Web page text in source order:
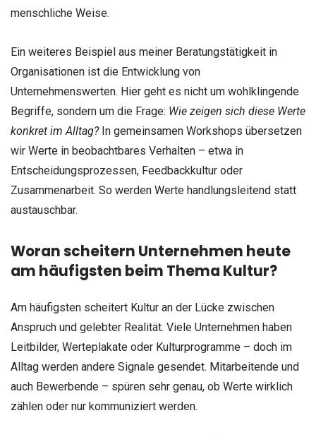
menschliche Weise.
Ein weiteres Beispiel aus meiner Beratungstätigkeit in
Organisationen ist die Entwicklung von
Unternehmenswerten. Hier geht es nicht um wohlklingende
Begriffe, sondern um die Frage: Wie zeigen sich diese Werte
konkret im Alltag?In gemeinsamen Workshops übersetzen
wir Werte in beobachtbares Verhalten – etwa in
Entscheidungsprozessen, Feedbackkultur oder
Zusammenarbeit. So werden Werte handlungsleitend statt
austauschbar.
Woran scheitern Unternehmen heute
am häufigsten beim Thema Kultur?
Am häufigsten scheitert Kultur an der Lücke zwischen
Anspruch und gelebter Realität. Viele Unternehmen haben
Leitbilder, Werteplakate oder Kulturprogramme – doch im
Alltag werden andere Signale gesendet. Mitarbeitende und
auch Bewerbende – spüren sehr genau, ob Werte wirklich
zählen oder nur kommuniziert werden.